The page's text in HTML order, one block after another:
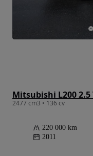
Mitsubishi L200 2.5
2477 cm3 • 136 cv
220 000 km
2011